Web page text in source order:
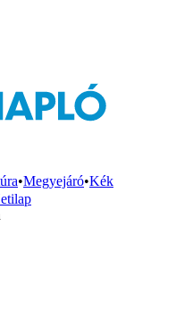
•Megyejáró•Kék